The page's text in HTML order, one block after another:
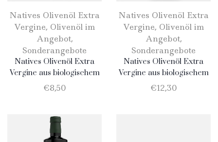
Natives Olivenöl Extra
Vergine, Olivenöl im
Angebot,
Sonderangebote
Natives Olivenöl Extra
Vergine aus biologischem
Anbau – 250 ml
€8,50
Natives Olivenöl Extra
Vergine, Olivenöl im
Angebot,
Sonderangebote
Natives Olivenöl Extra
Vergine aus biologischem
Anbau – 500 ml
€12,30